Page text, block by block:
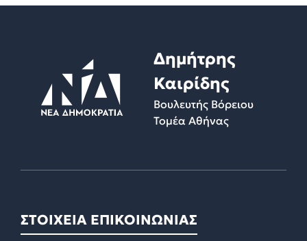
Δημήτρης
Καιρίδης
Βουλευτής Βόρειου
Τομέα Αθήνας
ΣΤΟΙΧΕΙΑ ΕΠΙΚΟΙΝΩΝΙΑΣ